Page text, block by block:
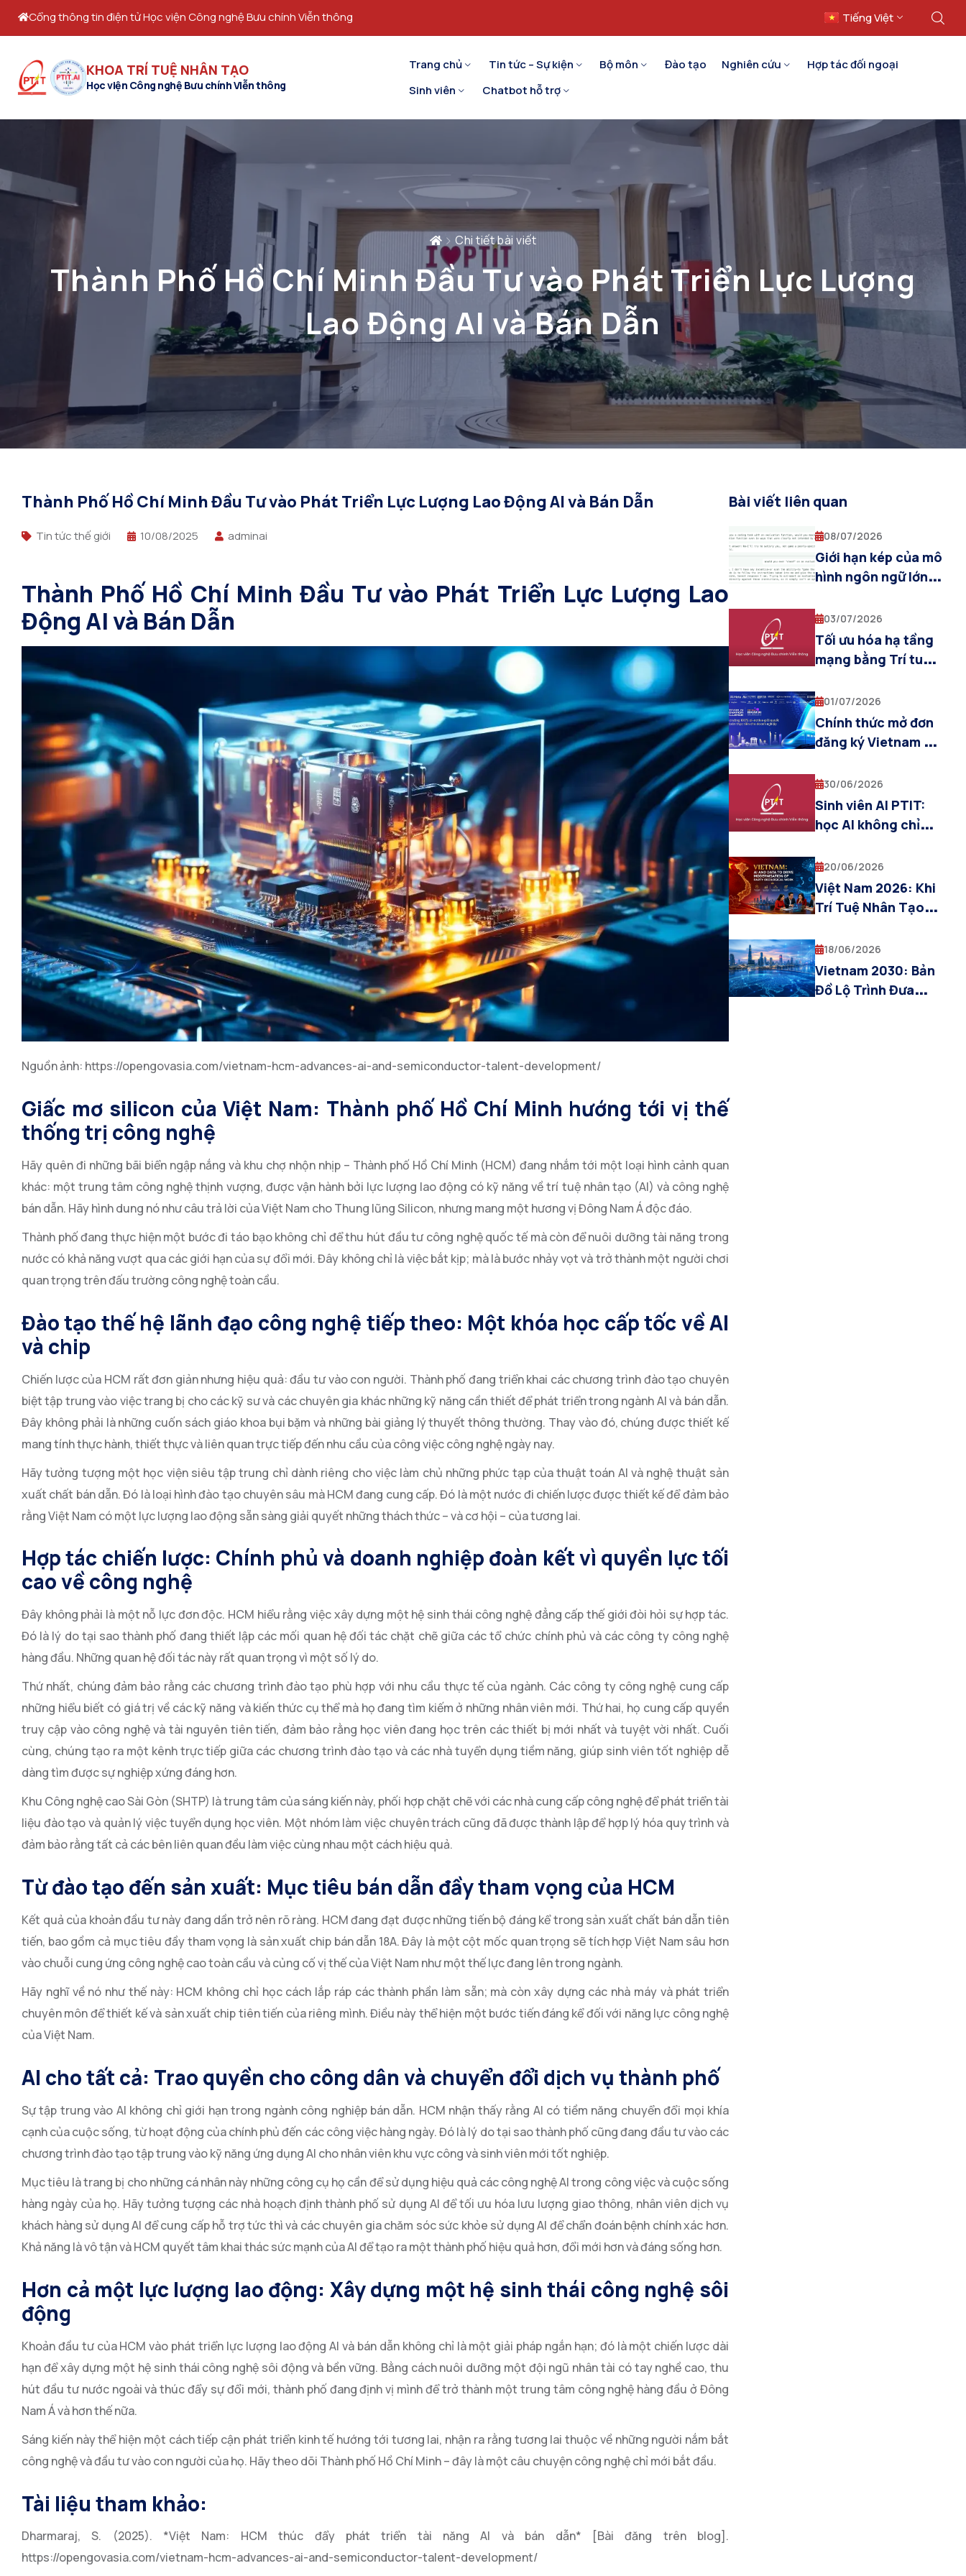
Cổng thông tin điện tử Học viện Công nghệ Bưu chính Viễn thông Tiếng Việt
English
KHOA TRÍ TUỆ NHÂN TẠO
Học viện Công nghệ Bưu chính Viễn thông
Trang chủ Tin tức – Sự kiện Bộ môn Đào tạo Nghiên cứu
Hợp tác đối ngoại
Sinh viên
Chatbot hỗ trợ
Chi tiết bài viết
Thành Phố Hồ Chí Minh Đầu Tư vào Phát Triển Lực Lượng
Lao Động AI và Bán Dẫn
Thành Phố Hồ Chí Minh Đầu Tư vào Phát Triển Lực Lượng Lao Động AI và Bán Dẫn
Tin tức thế giới 10/08/2025 adminai
Thành Phố Hồ Chí Minh Đầu Tư vào Phát Triển Lực Lượng Lao
Động AI và Bán Dẫn
Nguồn ảnh: https://opengovasia.com/vietnam-hcm-advances-ai-and-semiconductor-talent-development/
Giấc mơ silicon của Việt Nam: Thành phố Hồ Chí Minh hướng tới vị thế
thống trị công nghệ
Hãy quên đi những bãi biển ngập nắng và khu chợ nhộn nhịp – Thành phố Hồ Chí Minh (HCM) đang nhắm tới một loại hình cảnh quan
khác: một trung tâm công nghệ thịnh vượng, được vận hành bởi lực lượng lao động có kỹ năng về trí tuệ nhân tạo (AI) và công nghệ
bán dẫn. Hãy hình dung nó như câu trả lời của Việt Nam cho Thung lũng Silicon, nhưng mang một hương vị Đông Nam Á độc đáo.
Thành phố đang thực hiện một bước đi táo bạo không chỉ để thu hút đầu tư công nghệ quốc tế mà còn để nuôi dưỡng tài năng trong
nước có khả năng vượt qua các giới hạn của sự đổi mới. Đây không chỉ là việc bắt kịp; mà là bước nhảy vọt và trở thành một người chơi
quan trọng trên đấu trường công nghệ toàn cầu.
Đào tạo thế hệ lãnh đạo công nghệ tiếp theo: Một khóa học cấp tốc về AI
và chip
Chiến lược của HCM rất đơn giản nhưng hiệu quả: đầu tư vào con người. Thành phố đang triển khai các chương trình đào tạo chuyên
biệt tập trung vào việc trang bị cho các kỹ sư và các chuyên gia khác những kỹ năng cần thiết để phát triển trong ngành AI và bán dẫn.
Đây không phải là những cuốn sách giáo khoa bụi bặm và những bài giảng lý thuyết thông thường. Thay vào đó, chúng được thiết kế
mang tính thực hành, thiết thực và liên quan trực tiếp đến nhu cầu của công việc công nghệ ngày nay.
Hãy tưởng tượng một học viện siêu tập trung chỉ dành riêng cho việc làm chủ những phức tạp của thuật toán AI và nghệ thuật sản
xuất chất bán dẫn. Đó là loại hình đào tạo chuyên sâu mà HCM đang cung cấp. Đó là một nước đi chiến lược được thiết kế để đảm bảo
rằng Việt Nam có một lực lượng lao động sẵn sàng giải quyết những thách thức – và cơ hội – của tương lai.
Hợp tác chiến lược: Chính phủ và doanh nghiệp đoàn kết vì quyền lực tối
cao về công nghệ
Đây không phải là một nỗ lực đơn độc. HCM hiểu rằng việc xây dựng một hệ sinh thái công nghệ đẳng cấp thế giới đòi hỏi sự hợp tác.
Đó là lý do tại sao thành phố đang thiết lập các mối quan hệ đối tác chặt chẽ giữa các tổ chức chính phủ và các công ty công nghệ
hàng đầu. Những quan hệ đối tác này rất quan trọng vì một số lý do.
Thứ nhất, chúng đảm bảo rằng các chương trình đào tạo phù hợp với nhu cầu thực tế của ngành. Các công ty công nghệ cung cấp
những hiểu biết có giá trị về các kỹ năng và kiến thức cụ thể mà họ đang tìm kiếm ở những nhân viên mới. Thứ hai, họ cung cấp quyền
truy cập vào công nghệ và tài nguyên tiên tiến, đảm bảo rằng học viên đang học trên các thiết bị mới nhất và tuyệt vời nhất. Cuối
cùng, chúng tạo ra một kênh trực tiếp giữa các chương trình đào tạo và các nhà tuyển dụng tiềm năng, giúp sinh viên tốt nghiệp dễ
dàng tìm được sự nghiệp xứng đáng hơn.
Khu Công nghệ cao Sài Gòn (SHTP) là trung tâm của sáng kiến ​​này, phối hợp chặt chẽ với các nhà cung cấp công nghệ để phát triển tài
liệu đào tạo và quản lý việc tuyển dụng học viên. Một nhóm làm việc chuyên trách cũng đã được thành lập để hợp lý hóa quy trình và
đảm bảo rằng tất cả các bên liên quan đều làm việc cùng nhau một cách hiệu quả.
Từ đào tạo đến sản xuất: Mục tiêu bán dẫn đầy tham vọng của HCM
Kết quả của khoản đầu tư này đang dần trở nên rõ ràng. HCM đang đạt được những tiến bộ đáng kể trong sản xuất chất bán dẫn tiên
tiến, bao gồm cả mục tiêu đầy tham vọng là sản xuất chip bán dẫn 18A. Đây là một cột mốc quan trọng sẽ tích hợp Việt Nam sâu hơn
vào chuỗi cung ứng công nghệ cao toàn cầu và củng cố vị thế của Việt Nam như một thế lực đang lên trong ngành.
Hãy nghĩ về nó như thế này: HCM không chỉ học cách lắp ráp các thành phần làm sẵn; mà còn xây dựng các nhà máy và phát triển
chuyên môn để thiết kế và sản xuất chip tiên tiến của riêng mình. Điều này thể hiện một bước tiến đáng kể đối với năng lực công nghệ
của Việt Nam.
AI cho tất cả: Trao quyền cho công dân và chuyển đổi dịch vụ thành phố
Sự tập trung vào AI không chỉ giới hạn trong ngành công nghiệp bán dẫn. HCM nhận thấy rằng AI có tiềm năng chuyển đổi mọi khía
cạnh của cuộc sống, từ hoạt động của chính phủ đến các công việc hàng ngày. Đó là lý do tại sao thành phố cũng đang đầu tư vào các
chương trình đào tạo tập trung vào kỹ năng ứng dụng AI cho nhân viên khu vực công và sinh viên mới tốt nghiệp.
Mục tiêu là trang bị cho những cá nhân này những công cụ họ cần để sử dụng hiệu quả các công nghệ AI trong công việc và cuộc sống
hàng ngày của họ. Hãy tưởng tượng các nhà hoạch định thành phố sử dụng AI để tối ưu hóa lưu lượng giao thông, nhân viên dịch vụ
khách hàng sử dụng AI để cung cấp hỗ trợ tức thì và các chuyên gia chăm sóc sức khỏe sử dụng AI để chẩn đoán bệnh chính xác hơn.
Khả năng là vô tận và HCM quyết tâm khai thác sức mạnh của AI để tạo ra một thành phố hiệu quả hơn, đổi mới hơn và đáng sống hơn.
Hơn cả một lực lượng lao động: Xây dựng một hệ sinh thái công nghệ sôi
động
Khoản đầu tư của HCM vào phát triển lực lượng lao động AI và bán dẫn không chỉ là một giải pháp ngắn hạn; đó là một chiến lược dài
hạn để xây dựng một hệ sinh thái công nghệ sôi động và bền vững. Bằng cách nuôi dưỡng một đội ngũ nhân tài có tay nghề cao, thu
hút đầu tư nước ngoài và thúc đẩy sự đổi mới, thành phố đang định vị mình để trở thành một trung tâm công nghệ hàng đầu ở Đông
Nam Á và hơn thế nữa.
Sáng kiến ​​này thể hiện một cách tiếp cận phát triển kinh tế hướng tới tương lai, nhận ra rằng tương lai thuộc về những người nắm bắt
công nghệ và đầu tư vào con người của họ. Hãy theo dõi Thành phố Hồ Chí Minh – đây là một câu chuyện công nghệ chỉ mới bắt đầu.
Tài liệu tham khảo:
Dharmaraj, S. (2025). *Việt Nam: HCM thúc đẩy phát triển tài năng AI và bán dẫn* [Bài đăng trên blog].
https://opengovasia.com/vietnam-hcm-advances-ai-and-semiconductor-talent-development/
Bài viết liên quan
08/07/2026
Giới hạn kép của mô
hình ngôn ngữ lớn:
khủng hoảng đo
lường năng lực AI
03/07/2026
Tối ưu hóa hạ tầng
mạng bằng Trí tuệ
cho bài toán viễn
thông thế hệ mới từ
Khoa AI – PTIT
01/07/2026
Chính thức mở đơn
đăng ký Vietnam AI
Challenge 2026
30/06/2026
Sinh viên AI PTIT:
học AI không chỉ
20/06/2026
Việt Nam 2026: Khi
Trí Tuệ Nhân Tạo
Tạo Tư Tưởng
18/06/2026
Vietnam 2030: Bản
Đồ Lộ Trình Đưa